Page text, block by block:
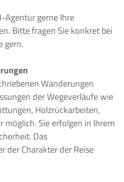
Agentur gerne Ihre
Bitte fragen Sie konkret bei
gern.
Wanderungen
der Wegeverläufe wie
Holzrückarbeiten,
möglich. Sie erfolgen in Ihrem
Das
der Charakter der Reise